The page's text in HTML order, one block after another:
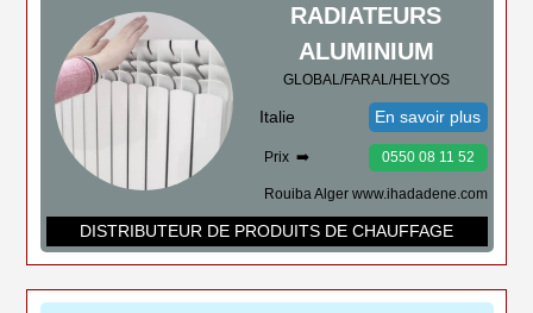
RADIATEURS
ALUMINIUM
GLOBAL/FARAL/HELYOS
Italie En savoir plus
Prix ➡️ 0550 08 11 52
Rouiba Alger www.ihadadene.com
DISTRIBUTEUR DE PRODUITS DE CHAUFFAGE